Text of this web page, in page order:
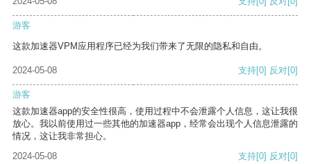
游客
这款加速器VPM应用程序已经为我们带来了无限的隐私和自由。
2024-05-08 支持[0] 反对[0]
游客
这款加速器app的安全性很高，使用过程中不会泄露个人信息，这让我很
放心。我以前使用过一些其他的加速器app，经常会出现个人信息泄露的
情况，这让我非常担心。
2024-05-08
支持[0] 反对[0]